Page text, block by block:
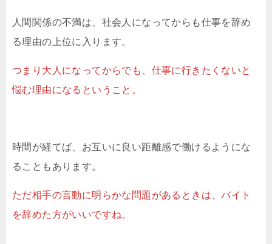
人間関係の不満は、社会人になってからも仕事を辞め
る理由の上位に入ります。
つまり大人になってからでも、仕事に行きたくないと
悩む理由になるということ。
時間が経てば、お互いに良い距離感で働けるようにな
ることもあります。
ただ相手の言動に明らかな問題があるときは、バイト
を辞めた方がいいですね。